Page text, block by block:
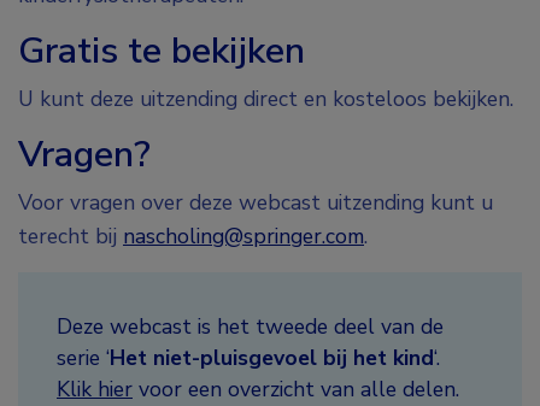
Gratis te bekijken
U kunt deze uitzending direct en kosteloos bekijken.
Vragen?
Voor vragen over deze webcast uitzending kunt u
terecht bij nascholing@springer.com.
Deze webcast is het tweede deel van de
serie ‘Het niet-pluisgevoel bij het kind‘.
Klik hier voor een overzicht van alle delen.